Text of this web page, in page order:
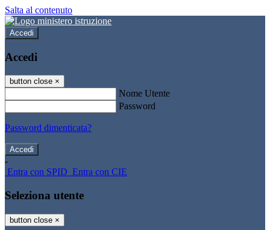
Salta al contenuto
Accedi
Accedi
button close ×
Nome Utente
Password
Password dimenticata?
-
Entra con SPID Entra con CIE
Seleziona utente
button close ×